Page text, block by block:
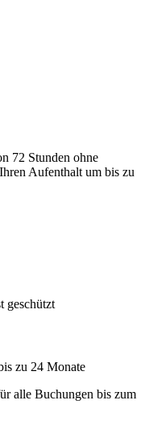
72 Stunden ohne
Aufenthalt um bis zu
geschützt
zu 24 Monate
alle Buchungen bis zum